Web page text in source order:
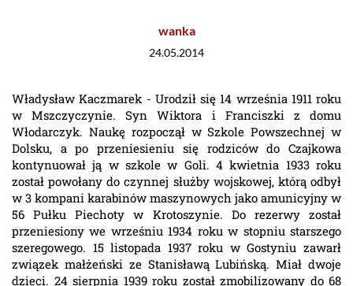
wanka
24.05.2014
Władysław Kaczmarek - Urodził się 14 września 1911 roku
w Mszczyczynie. Syn Wiktora i Franciszki z domu
Włodarczyk. Naukę rozpoczął w Szkole Powszechnej w
Dolsku, a po przeniesieniu się rodziców do Czajkowa
kontynuował ją w szkole w Goli. 4 kwietnia 1933 roku
został powołany do czynnej służby wojskowej, którą odbył
w 3 kompani karabinów maszynowych jako amunicyjny w
56 Pułku Piechoty w Krotoszynie. Do rezerwy został
przeniesiony we wrześniu 1934 roku w stopniu starszego
szeregowego. 15 listopada 1937 roku w Gostyniu zawarł
związek małżeński ze Stanisławą Lubińską. Miał dwoje
dzieci. 24 sierpnia 1939 roku został zmobilizowany do 68